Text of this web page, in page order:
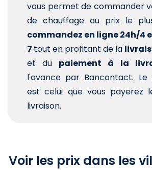
vous permet de commander
de chauffage au prix le
commandez en ligne 24h/4
7 tout en profitant de la
et du paiement à la
l'avance par Bancontact. Le
est celui que vous payerez
livraison.
Voir les prix dans les